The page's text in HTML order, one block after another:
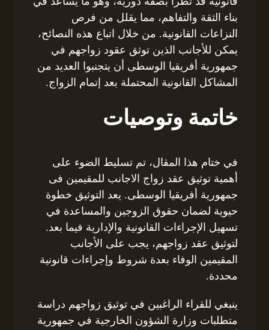
بناء الثقة والتفاهم، مما يقلل من فرص
النزاعات القانونية. من خلال اتباع هذه النصائح،
يمكن للأجانب الذين توثق عقود زواجهم في
جمهورية أفريقيا الوسطى أن يتجنبوا العديد من
المشاكل القانونية المحتملة بعد إتمام الزواج.
خاتمة وتوصيات
في ختام هذا المقال، تم تسليط الضوء على
أهمية توثيق عقد زواج الاجانب للمقيمين فى
جمهورية أفريقيا الوسطى. يعد التوثيق خطوة
حيوية لضمان حقوق الزوجين والمساعدة في
تسهيل الإجراءات القانونية والإدارية فيما بعد.
لتوثيق عقد زواجهم، يجب على الأجانب
المقيمين الوفاء بعدة شروط وإجراءات قانونية
محددة.
ينبغي للقراء الراغبين في توثيق زواجهم دراسة
متطلبات وزارة الشؤون الخارجية في جمهورية